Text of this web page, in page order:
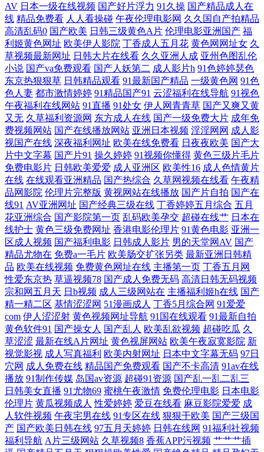
区二区 欧美国产合集在线视频 种子下载网站磁力 韩国日本欧美三级大全
偷窥盗摄手机在线播放 成人视频院 欧美国产激情二区三 亚洲线精品一区
二区三 国产精品国产精品国产专区 日韩精品网站国产九区 91在线观 看电
影天堂 亚洲国产综合专 光棍天堂社区 欧洲日韩视频在线观看 在线天堂中
文官网 九九精品系列 亚州国产有 丁香花高清 朋友换娶妻后的生活变 综合
网国产国产人 黑丝系列影音先锋 天龙影院在线观看免费 操逼福利导航 欧
美开嫩苞实拍视 在线观看特色大片免费网站 国产一视频在线观看 亚洲国
产欧美在线视频 国产精品欧美一二三区 日韩精品午夜专区 AV男天堂 欧美
ⅤA在线播放 中文字幕电影在线 精品三级欧美国产 亚欧国产永久免费看片
国产极品自拍黄色网站 日韩A片性爱网站 99精品国产麻 欧美bbxxx 伊人影
院大香蕉 国产三級精品专区 色鬼精品免费视频 白虎美洞内射 欧美成人视
频一区 一级特黄aa大片 国产一级在线观看 桃花在线观看视频播放 成人两
性影院 琪琪电影院 5月激情操操操 老湿影院在线观看 亚洲欧美日韩自 国
产剧情视 日韩欧美黄 bt部落天堂 免费污成人影视网站 91巨炮网站 午夜福
利三区 欧美视频一区在 91超碰在线人人 精品在线观看一区 羞羞漫画在 国
AV 日本一级在线视频 国产好片浮力 91久操 国产精品成人在
线 精品免费看 人人看操碰 午夜伦理电影网 久久国自产拍精品
高清乱码0 国产欧美 日韩三级黄色A片 伦理电影亚洲国产 福
利姬黄色网址 欧美伊人影院 丁香成人五月花 黄色网网址女 久
草视频最新网址 日韩大片在线看 久久亚洲人成 亚州色图乱伦
小说 国产va免费观看 国产人妖第二 成人影片h 91色婷婷瑟色
东京热狠狠草 日韩精品观看 91最新国产精品 一级黄色网 91色
色人妻 都市激情婷婷 91精品国产91 云涩福利在线导航 91视色
午夜福利在线网站 91直播 91处女 伊人网青青草 国产又爽又黄
又无 久草福利资源网 东方成人在线 国产一级免费大片 成年免
费视频网站 国产在线播放网站 亚洲日本视频 淫淫网网 成人影
视国产在线 深夜福利网址 欧美在线免费看 日夜夜欧美 国产大
片中文字幕 国产片91 操久婷婷 91视频你懂得 黄色三级片毛片
免费电影片 日韩欧美爱爱 成人亚洲区 欧美性16 成人色情黄片
在线 在线观看亚洲精品 国产热综合 久草网视频在线看 午夜精
品网影院 伦理片完整版 黄视网站在线播放 国产片自拍 国产在
线91 AV亚洲网址 国产经典三级在线 丁香婷婷五月综合 五月
花亚洲综合 国产影院第一页 乱码欧美孕交 超碰在线艹 日本在
线护士 黄色三级免费网址 香港电影伦理片 91黄色电影 亚洲一
区成人视频 国产福利电影 日韩成人影片 男的天堂网AV 国产
精品尤物在 免费a一毛片 欧美肠交扩张另类 最新亚洲日韩精
品 欧美在线视频 免费黄色网址在线 主播第一页 丁香五月网
性爱东京热 草逼视频78 国产成人免费无码 高清日韩无码视频
宗和网五月天 日b视频 成人三级网站在 主播福利姬h在线 国产
精一精二区 基情涩涩网 51漫画成人 丁香5月综合网 91爱爱
com 伊人涩涩射 黄色视频网址导航 91国在线观看 91最新自拍
黄色软件91 国产操女人 国产乱人 欧美乱欲视频 超碰吃瓜 久
草涩涩 最新在线A片网址 黄色视屏网站 欧美午夜寂寞影院 新
视觉影视 成人写真福利 欧美内射网址 日本中文字幕无码 97日
穴网 成人免费在线 精品国产免费观看 国产不卡高清 91av在线
播放 91制作传媒 岛国av资源 超碰91资源 国产乱一乱二乱三
日韩美女直播 91尤物69 蜜桃午夜激情 免费伦理电影 日本电影
伦理片 黄瓜视频成人 性爱婷婷 爱豆在线看 麻豆影院爱爱 成
人软件视频 午夜宅男在线 91专区在线 狠狠干欧美 国产三级国
产 国产欧美日韩在线 97五月天婷婷 日韩在线网 91福利社视频
福利导航 A片三级网站 久草视频8 香蕉APP污视频 艹艹艹插